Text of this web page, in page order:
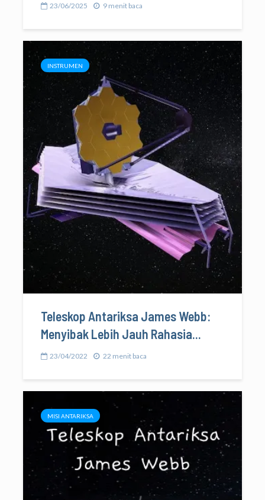
23/06/2025 9 menit baca
INSTRUMEN
Teleskop Antariksa James Webb:
Menyibak Lebih Jauh Rahasia...
23/04/2022 22 menit baca
MISI ANTARIKSA